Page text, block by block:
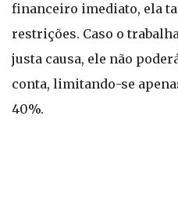
financeiro imediato, ela
restrições. Caso o
justa causa, ele não
conta, limitando-se
40%.